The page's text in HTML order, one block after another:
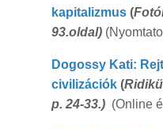
kapitalizmus (
93.oldal)
Dogossy Kati:
civilizációk (
p. 24-33.) (Online